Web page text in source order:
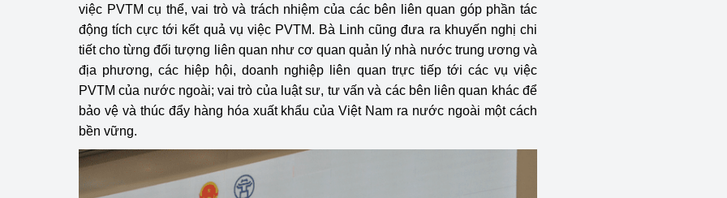
việc PVTM cụ thể, vai trò và trách nhiệm của các bên liên quan góp phần tác
động tích cực tới kết quả vụ việc PVTM. Bà Linh cũng đưa ra khuyến nghị chi
tiết cho từng đối tượng liên quan như cơ quan quản lý nhà nước trung ương và
địa phương, các hiệp hội, doanh nghiệp liên quan trực tiếp tới các vụ việc
PVTM của nước ngoài; vai trò của luật sư, tư vấn và các bên liên quan khác để
bảo vệ và thúc đẩy hàng hóa xuất khẩu của Việt Nam ra nước ngoài một cách
bền vững.